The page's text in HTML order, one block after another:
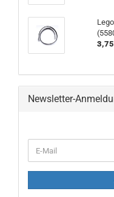
3,75
Newsletter-